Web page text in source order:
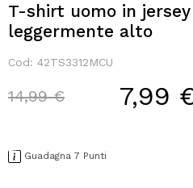
T-shirt uomo in
leggermente alto
Cod: 42TS3312MCU
Price reduced from
14,99 €to 7,99
Guadagna 7 Punti